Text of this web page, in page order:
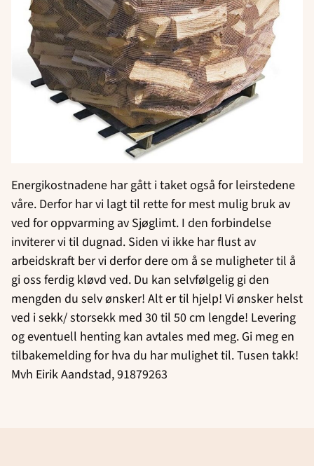
Energikostnadene har gått i taket også for leirstedene
våre. Derfor har vi lagt til rette for mest mulig bruk av
ved for oppvarming av Sjøglimt. I den forbindelse
inviterer vi til dugnad. Siden vi ikke har flust av
arbeidskraft ber vi derfor dere om å se muligheter til å
gi oss ferdig kløvd ved. Du kan selvfølgelig gi den
mengden du selv ønsker! Alt er til hjelp! Vi ønsker helst
ved i sekk/ storsekk med 30 til 50 cm lengde! Levering
og eventuell henting kan avtales med meg. Gi meg en
tilbakemelding for hva du har mulighet til. Tusen takk!
Mvh Eirik Aandstad, 91879263